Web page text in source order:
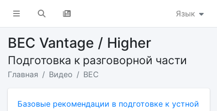
Язык
BEC Vantage / Higher
Подготовка к разговорной части
Главная Видео BEC
Базовые рекомендации в подготовке к устной